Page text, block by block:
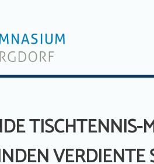
TISCHTENNIS-
VERDIENTE